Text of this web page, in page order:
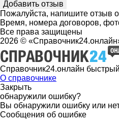
Пожалуйста, напишите отзыв
Время, номера договоров,
Все права защищены
2026 ©
Справочник24.онлайн
О справочнике
Закрыть
обнаружили ошибку?
Вы обнаружили ошибку или
Сообщения об ошибке